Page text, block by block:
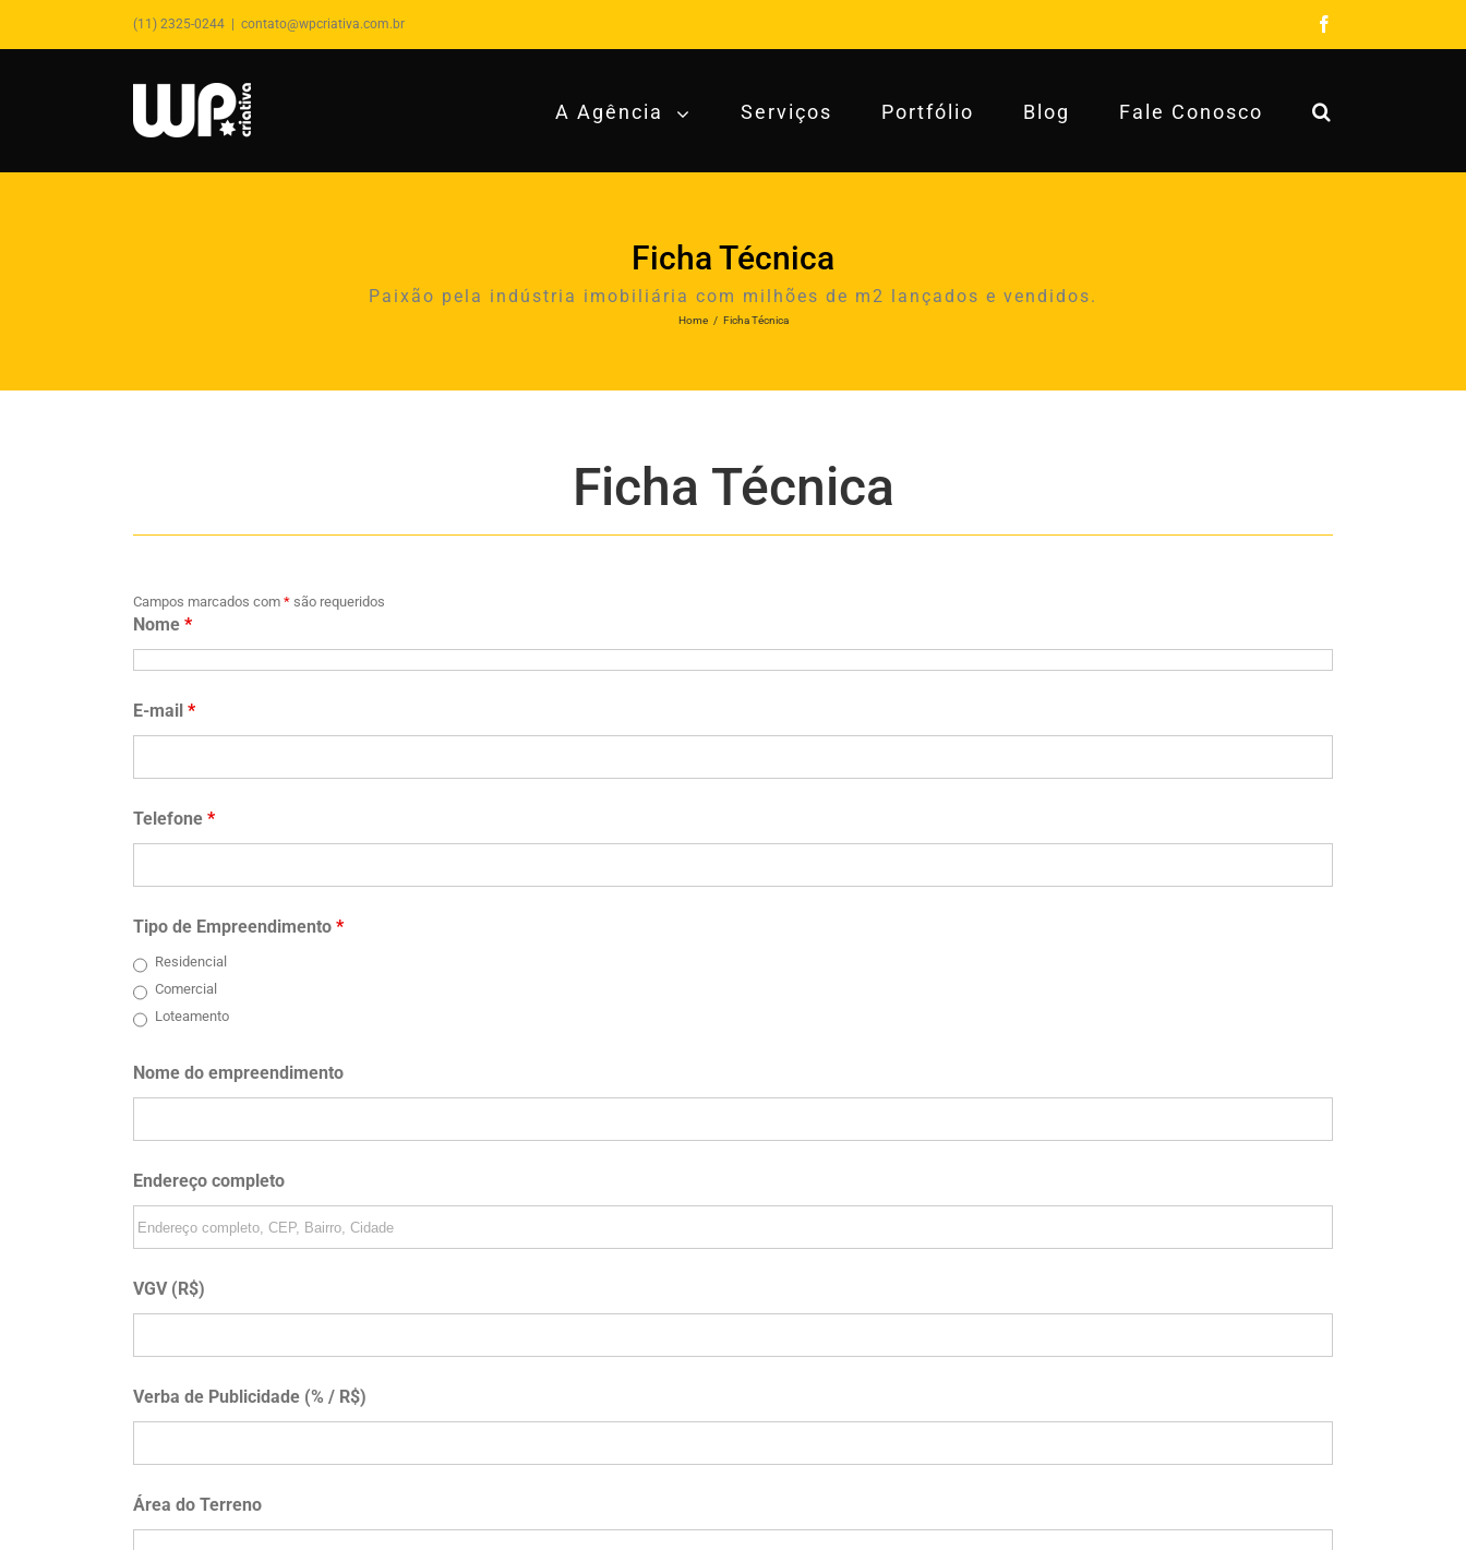
(11) 2325-0244 contato@wpcriativa.com.br
A Agência Serviços Portfólio Blog Fale Conosco
Ficha Técnica
Paixão pela indústria imobiliária com milhões de m2 lançados e vendidos.
Home / Ficha Técnica
Ficha Técnica
Campos marcados com * são requeridos
Nome *
E-mail *
Telefone *
Tipo de Empreendimento *
Residencial
Comercial
Loteamento
Nome do empreendimento
Endereço completo
VGV (R$)
Verba de Publicidade (% / R$)
Área do Terreno